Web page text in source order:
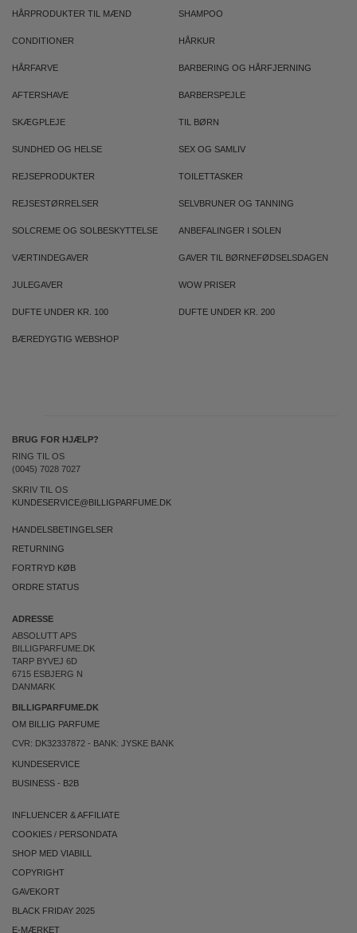
HÅRPRODUKTER TIL MÆND SHAMPOO
CONDITIONER HÅRKUR
HÅRFARVE BARBERING OG HÅRFJERNING
AFTERSHAVE BARBERSPEJLE
SKÆGPLEJE TIL BØRN
SUNDHED OG HELSE SEX OG SAMLIV
REJSEPRODUKTER TOILETTASKER
REJSESTØRRELSER SELVBRUNER OG TANNING
SOLCREME OG SOLBESKYTTELSE ANBEFALINGER I SOLEN
VÆRTINDEGAVER GAVER TIL BØRNEFØDSELSDAGEN
JULEGAVER WOW PRISER
DUFTE UNDER KR. 100 DUFTE UNDER KR. 200
BÆREDYGTIG WEBSHOP
BRUG FOR HJÆLP?
RING TIL OS
(0045) 7028 7027
SKRIV TIL OS
KUNDESERVICE@BILLIGPARFUME.DK
HANDELSBETINGELSER
RETURNING
FORTRYD KØB
ORDRE STATUS
ADRESSE
ABSOLUTT APS
BILLIGPARFUME.DK
TARP BYVEJ 6D
6715 ESBJERG N
DANMARK
BILLIGPARFUME.DK
OM BILLIG PARFUME
CVR: DK32337872 - BANK: JYSKE BANK
KUNDESERVICE
BUSINESS - B2B
INFLUENCER & AFFILIATE
COOKIES / PERSONDATA
SHOP MED VIABILL
COPYRIGHT
GAVEKORT
BLACK FRIDAY 2025
E-MÆRKET